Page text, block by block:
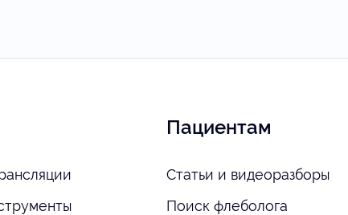
Пациентам
Статьи и видеоразборы
Поиск флеболога